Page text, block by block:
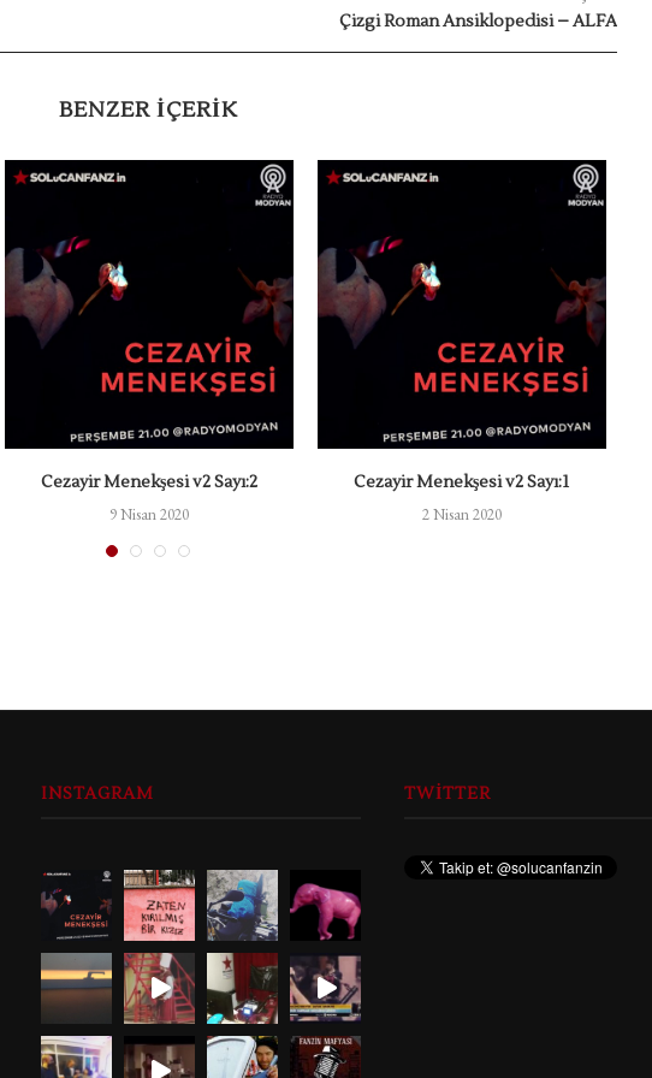
Çizgi Roman Ansiklopedisi – ALFA
BENZER IÇERIK
Cezayir Menekşesi v2 Sayı:2
9 Nisan 2020
Cezayir Menekşesi v2 Sayı:1
2 Nisan 2020
INSTAGRAM TWITTER